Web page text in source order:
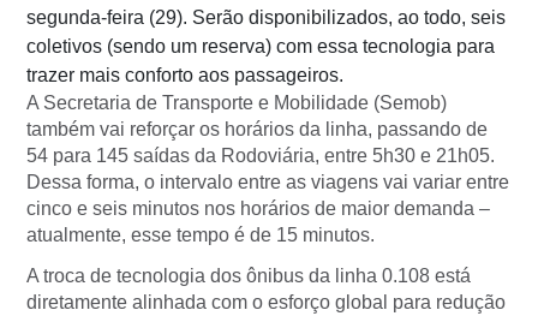
segunda-feira (29). Serão disponibilizados, ao todo, seis
coletivos (sendo um reserva) com essa tecnologia para
trazer mais conforto aos passageiros.
A Secretaria de Transporte e Mobilidade (Semob)
também vai reforçar os horários da linha, passando de
54 para 145 saídas da Rodoviária, entre 5h30 e 21h05.
Dessa forma, o intervalo entre as viagens vai variar entre
cinco e seis minutos nos horários de maior demanda –
atualmente, esse tempo é de 15 minutos.
A troca de tecnologia dos ônibus da linha 0.108 está
diretamente alinhada com o esforço global para redução